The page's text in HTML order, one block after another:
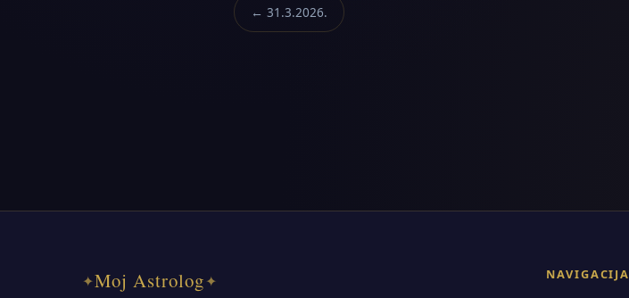
← 31.3.2026.
✦Moj Astrolog✦ NAVIGACIJA